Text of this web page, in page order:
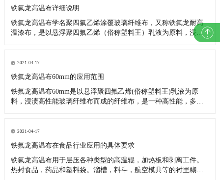
铁氟龙高温布详细说明
铁氟龙高温布学名聚四氟乙烯涂覆玻璃纤维布，又称铁氟龙耐高
温漆布，是以悬浮聚四氟乙烯（俗称塑料王）乳液为原料，浸渍
高性能玻璃纤维布而成。是一种高性能，多用途的复合材料新产
环保、印染、服装、化工、玻璃、医药、电子、绝缘、建筑（棚
顶膜结构基布
2021-04-17
铁氟龙高温布60mm的应用范围
铁氟龙高温布60mm是以悬浮聚四氟乙烯(俗称塑料王)乳液为原
料，浸渍高性能玻璃纤维布而成的纤维布，是一种高性能，多用
不但强度不会变低，而且重量也不减少;在350℃高温
2021-04-17
铁氟龙高温布在食品行业应用的具体要求
铁氟龙高温布用于层压各种类型的高温辊，加热板和剥离工件。
热封食品，药品和塑料袋。溜槽，料斗，航空模具等的衬里糊